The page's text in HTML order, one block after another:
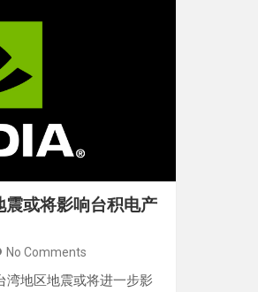
或将影响台积电产
No Comments
湾地区地震或将进一步影